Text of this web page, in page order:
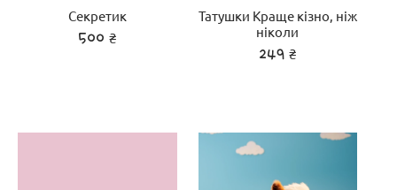
Секретик
500₴
Татушки Краще кізно, ніж
ніколи
249₴